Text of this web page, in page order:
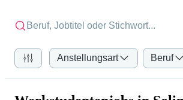
Anstellungsart Beruf